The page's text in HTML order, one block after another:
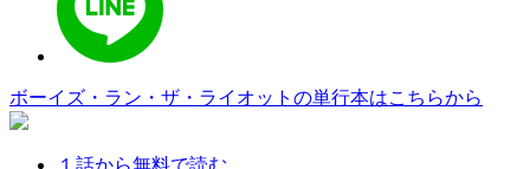
ボーイズ・ラン・ザ・ライオットの単行本はこちらから
１話から無料で読む